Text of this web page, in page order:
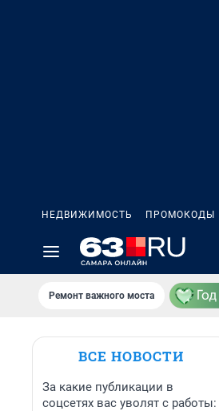
НЕДВИЖИМОСТЬ ПРОМОКОДЫ
Ремонт важного моста
ВСЕ НОВОСТИ
За какие публикации в
соцсетях вас уволят с работы: